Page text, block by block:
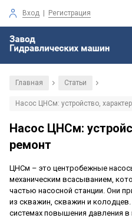
Вход | Регистрация
Главная / Статьи /
Насос ЦНСм: устройство,
Насос ЦНСм:
ремонт
ЦНСм – это центробежные
механическим всасыванием,
частью насосной станции. Они
из скважин, скважин и
системах повышения давления в